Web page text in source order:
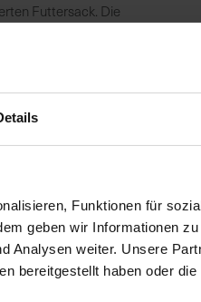
Funktionen für
geben wir Informationen
Analysen weiter. Unsere
bereitgestellt haben oder
Futtersack. Die